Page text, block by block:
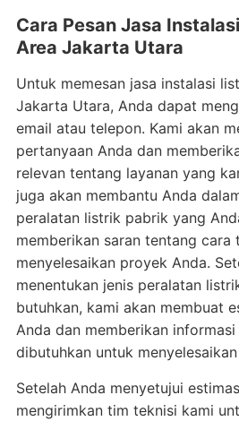
Cara Pesan Jasa
Area Jakarta Utara
Untuk memesan jasa instalasi
Jakarta Utara, Anda dapat
email atau telepon. Kami akan
pertanyaan Anda dan
relevan tentang layanan yang
juga akan membantu Anda
peralatan listrik pabrik yang
memberikan saran tentang cara
menyelesaikan proyek Anda.
menentukan jenis peralatan
butuhkan, kami akan membuat
Anda dan memberikan
dibutuhkan untuk
Setelah Anda menyetujui
mengirimkan tim teknisi kami